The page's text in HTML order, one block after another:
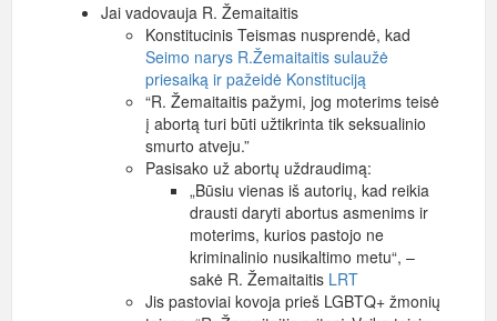
Jai vadovauja R. Žemaitaitis
Konstitucinis Teismas nusprendė, kad
Seimo narys R.Žemaitaitis sulaužė
priesaiką ir pažeidė Konstituciją
“R. Žemaitaitis pažymi, jog moterims teisė
į abortą turi būti užtikrinta tik seksualinio
smurto atveju.”
Pasisako už abortų uždraudimą:
„Būsiu vienas iš autorių, kad reikia
drausti daryti abortus asmenims ir
moterims, kurios pastojo ne
kriminalinio nusikaltimo metu“, –
sakė R. Žemaitaitis LRT
Jis pastoviai kovoja prieš LGBTQ+ žmonių